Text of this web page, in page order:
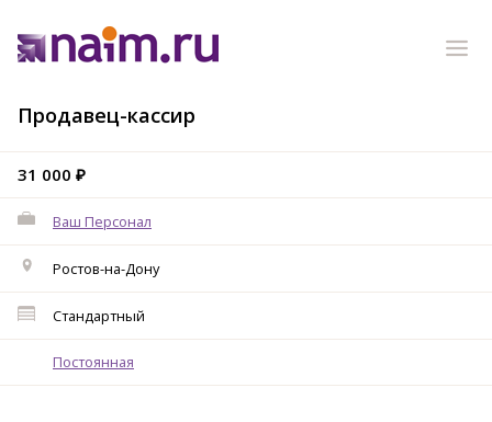
Продавец-кассир
31 000 ₽
Ваш Персонал
Ростов-на-Дону
Стандартный
Постоянная